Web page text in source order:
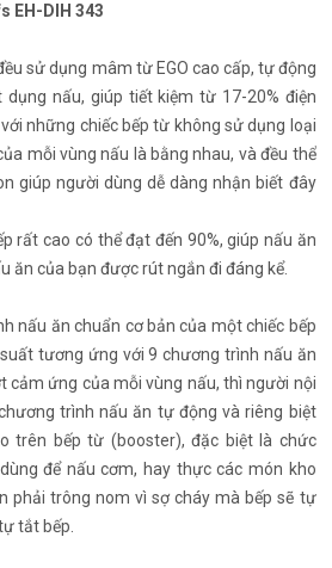
EH-DIH 343
sử dụng mâm từ EGO cao cấp, tự động
nấu, giúp tiết kiệm từ 17-20% điện
những chiếc bếp từ không sử dụng loại
mỗi vùng nấu là bằng nhau, và đều thể
giúp người dùng dễ dàng nhận biết đây
rất cao có thể đạt đến 90%, giúp nấu ăn
ăn của bạn được rút ngắn đi đáng kể.
nấu ăn chuẩn cơ bản của một chiếc bếp
tương ứng với 9 chương trình nấu ăn
ứng của mỗi vùng nấu, thì người nội
trình nấu ăn tự động và riêng biệt
trên bếp từ (booster), đặc biệt là chức
để nấu cơm, hay thực các món kho
phải trông nom vì sợ cháy mà bếp sẽ tự
tắt bếp.